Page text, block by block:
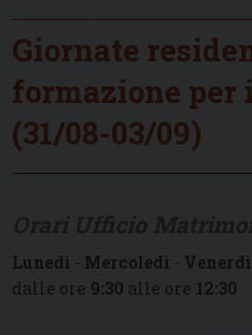
Giornate
formazione per
(31/08-03/09)
Lunedì - Mercoledì - Venerdì
dalle ore 9:30 alle ore 12:30